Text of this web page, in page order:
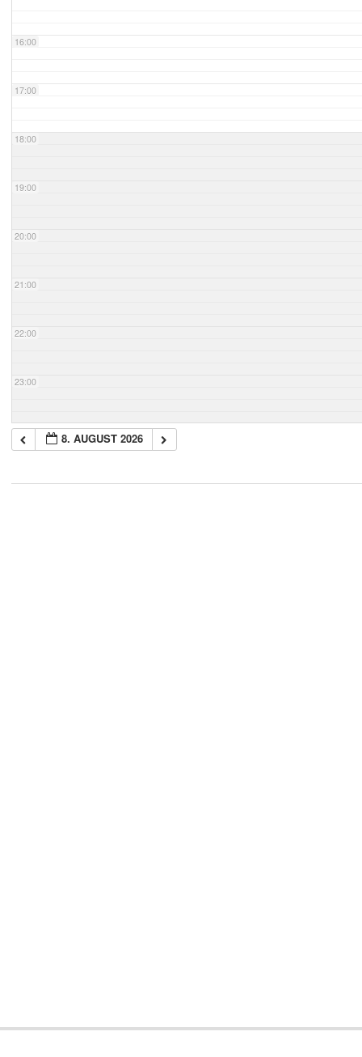
16:00
17:00
18:00
19:00
20:00
21:00
22:00
23:00
8. AUGUST 2026